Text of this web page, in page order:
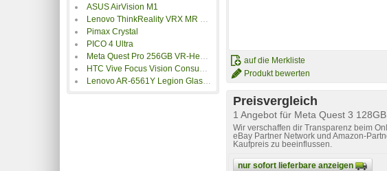
ASUS AirVision M1
Lenovo ThinkReality VRX MR Brille (Mixed Reality Brille)
Pimax Crystal
PICO 4 Ultra
Meta Quest Pro 256GB VR-Headset schwarz
HTC Vive Focus Vision Consumer Edition
Lenovo AR-6561Y Legion Glasses WW AR-Brille
auf die Merkliste
Produkt bewerten
Preisvergleich
1 Angebot für Meta Quest 3
Wir verschaffen dir Transparenz beim
eBay Partner Network und Amazon-
Kaufpreis zu beeinflussen.
nur sofort lieferbare anzeigen